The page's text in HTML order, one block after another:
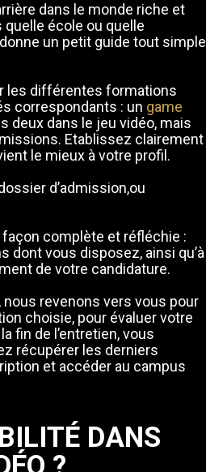
dans le monde riche et
école ou quelle
un petit guide tout simple
les différentes formations
correspondants : un game
deux dans le jeu vidéo, mais
Etablissez clairement
le mieux à votre profil.
d’admission,ou
complète et réfléchie :
dont vous disposez, ainsi qu’à
de votre candidature.
revenons vers vous pour
choisie, pour évaluer votre
fin de l’entretien, vous
récupérer les derniers
et accéder au campus
DANS